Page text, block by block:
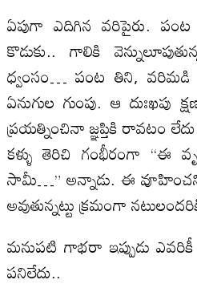
ఏపుగా ఎదిగిన వరిపైరు. పంట
కొడుకు.. గాలికి
ధ్వంసం… పంట తిని, వరిమడి
ఏనుగుల గుంపు. ఆ
ప్రయత్నించినా జ్ఞప్తికి రావటం
కళ్ళు తెరిచి గంభీరంగా “ఈ
సామీ…” అన్నాడు. ఈ వూహించని
అవుతున్నట్టు క్రమంగా
మనుపటి గాభరా ఇప్పుడు
పనిలేదు..